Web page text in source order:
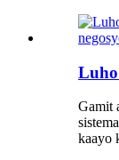
Luho
Gamit
kaayo